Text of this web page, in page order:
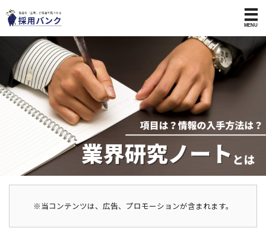
※当コンテンツは、広告、プロモーションが含まれます。